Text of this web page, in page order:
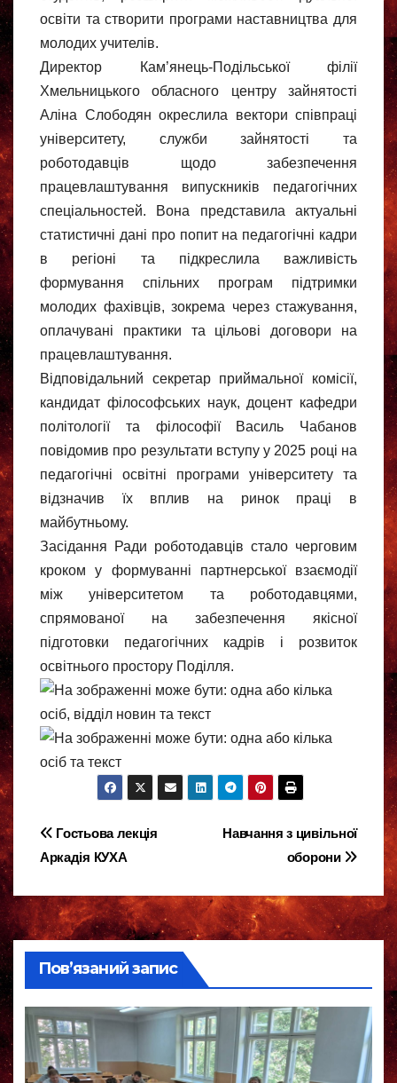
освіти та створити програми наставництва для
молодих учителів.
Директор Кам’янець-Подільської філії
Хмельницького обласного центру зайнятості
Аліна Слободян окреслила вектори співпраці
університету, служби зайнятості та
роботодавців щодо забезпечення
працевлаштування випускників педагогічних
спеціальностей. Вона представила актуальні
статистичні дані про попит на педагогічні кадри
в регіоні та підкреслила важливість
формування спільних програм підтримки
молодих фахівців, зокрема через стажування,
оплачувані практики та цільові договори на
працевлаштування.
Відповідальний секретар приймальної комісії,
кандидат філософських наук, доцент кафедри
політології та філософії Василь Чабанов
повідомив про результати вступу у 2025 році на
педагогічні освітні програми університету та
відзначив їх вплив на ринок праці в
майбутньому.
Засідання Ради роботодавців стало черговим
кроком у формуванні партнерської взаємодії
між університетом та роботодавцями,
спрямованої на забезпечення якісної
підготовки педагогічних кадрів і розвиток
освітнього простору Поділля.
Навігація
записів
Навчання з цивільної
оборони
Гостьова лекція
Аркадія КУХА
Пов’язаний запис